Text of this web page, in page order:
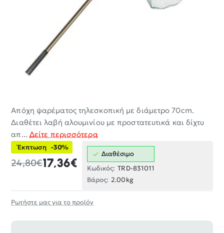
Απόχη ψαρέματος τηλεσκοπική με διάμετρο 70cm.
Διαθέτει λαβή αλουμινίου με προστατευτικά και δίχτυ
απ... Δείτε περισσότερα
Έκπτωση -30%
17,36€
24,80€
Διαθέσιμο
Κωδικός: TRD-831011
Βάρος: 2.00kg
Ρωτήστε μας για το προϊόν